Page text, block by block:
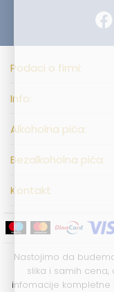
Podaci o firmi:
Info:
Alkoholna pića:
Bezalkoholna pića:
Kontakt
Nastojimo da
slika i samih
infomacije kompletne